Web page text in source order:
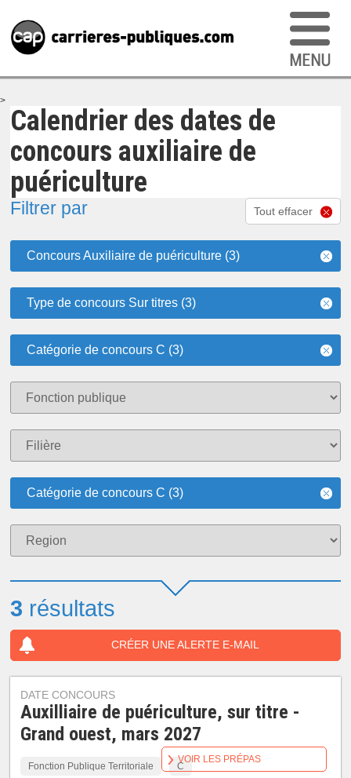
>
Calendrier des dates de
concours auxiliaire de
puériculture
Filtrer par Tout effacer
Concours Auxiliaire de puériculture (3)
Type de concours Sur titres (3)
Catégorie de concours C (3)
Catégorie de concours C (3)
3 résultats
CRÉER UNE ALERTE E-MAIL
DATE CONCOURS
Auxilliaire de puériculture, sur titre -
Grand ouest, mars 2027
Fonction Publique Territoriale C
VOIR LES PRÉPAS